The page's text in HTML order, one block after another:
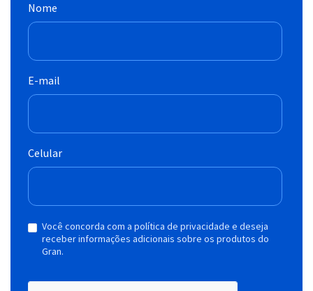
Nome
E-mail
Celular
Você concorda com a política de privacidade e deseja
receber informações adicionais sobre os produtos do
Gran.